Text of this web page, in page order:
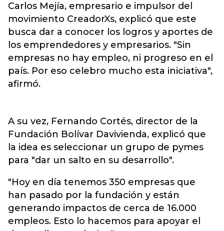
Carlos Mejía, empresario e impulsor del
movimiento CreadorXs, explicó que este
busca dar a conocer los logros y aportes de
los emprendedores y empresarios. "Sin
empresas no hay empleo, ni progreso en el
país. Por eso celebro mucho esta iniciativa",
afirmó.
A su vez, Fernando Cortés, director de la
Fundación Bolívar Davivienda, explicó que
la idea es seleccionar un grupo de pymes
para "dar un salto en su desarrollo".
"Hoy en día tenemos 350 empresas que
han pasado por la fundación y están
generando impactos de cerca de 16.000
empleos. Esto lo hacemos para apoyar el